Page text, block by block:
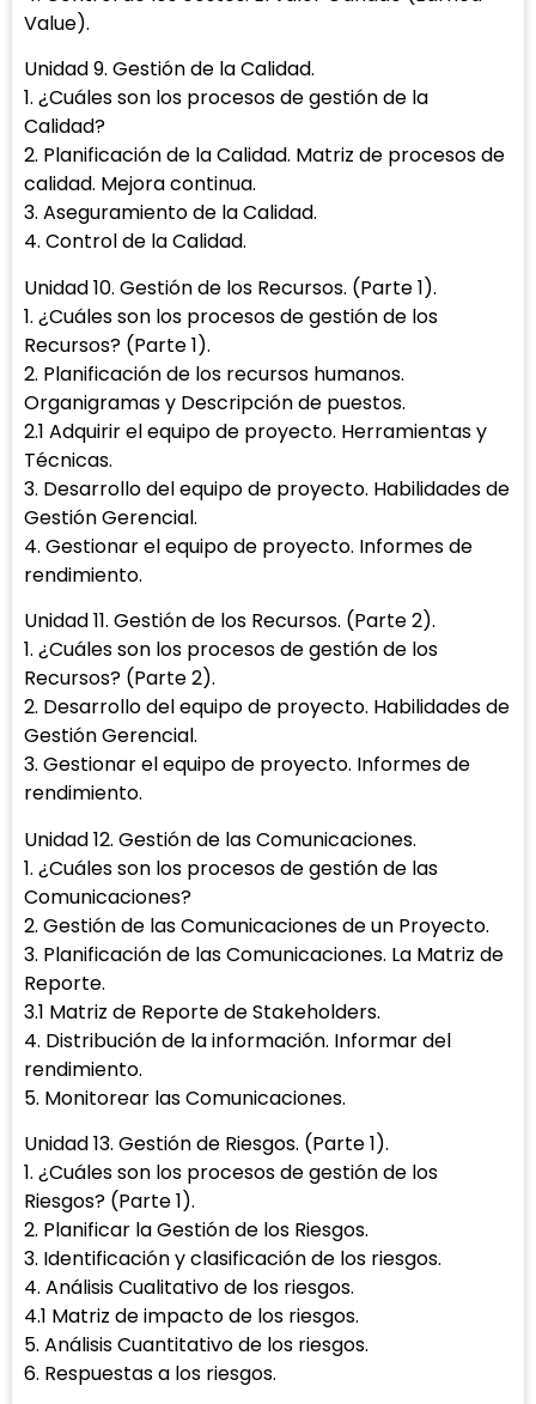
Value).
Unidad 9. Gestión de la Calidad.
1. ¿Cuáles son los procesos de gestión de la
Calidad?
2. Planificación de la Calidad. Matriz de procesos de
calidad. Mejora continua.
3. Aseguramiento de la Calidad.
4. Control de la Calidad.
Unidad 10. Gestión de los Recursos. (Parte 1).
1. ¿Cuáles son los procesos de gestión de los
Recursos? (Parte 1).
2. Planificación de los recursos humanos.
Organigramas y Descripción de puestos.
2.1 Adquirir el equipo de proyecto. Herramientas y
Técnicas.
3. Desarrollo del equipo de proyecto. Habilidades de
Gestión Gerencial.
4. Gestionar el equipo de proyecto. Informes de
rendimiento.
Unidad 11. Gestión de los Recursos. (Parte 2).
1. ¿Cuáles son los procesos de gestión de los
Recursos? (Parte 2).
2. Desarrollo del equipo de proyecto. Habilidades de
Gestión Gerencial.
3. Gestionar el equipo de proyecto. Informes de
rendimiento.
Unidad 12. Gestión de las Comunicaciones.
1. ¿Cuáles son los procesos de gestión de las
Comunicaciones?
2. Gestión de las Comunicaciones de un Proyecto.
3. Planificación de las Comunicaciones. La Matriz de
Reporte.
3.1 Matriz de Reporte de Stakeholders.
4. Distribución de la información. Informar del
rendimiento.
5. Monitorear las Comunicaciones.
Unidad 13. Gestión de Riesgos. (Parte 1).
1. ¿Cuáles son los procesos de gestión de los
Riesgos? (Parte 1).
2. Planificar la Gestión de los Riesgos.
3. Identificación y clasificación de los riesgos.
4. Análisis Cualitativo de los riesgos.
4.1 Matriz de impacto de los riesgos.
5. Análisis Cuantitativo de los riesgos.
6. Respuestas a los riesgos.